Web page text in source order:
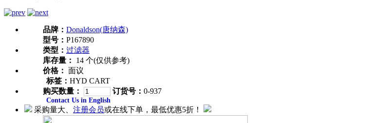
品牌： Donaldson(唐纳森)
型号： P167890
类型： 过滤器
库存量：
14 个(仅供参考)
价格： 面议
标签： HYD CART
购买数量：
订货号： 0-937
Contact Us in English
采购量大、 注册会员或在线下单，最低优惠5折！